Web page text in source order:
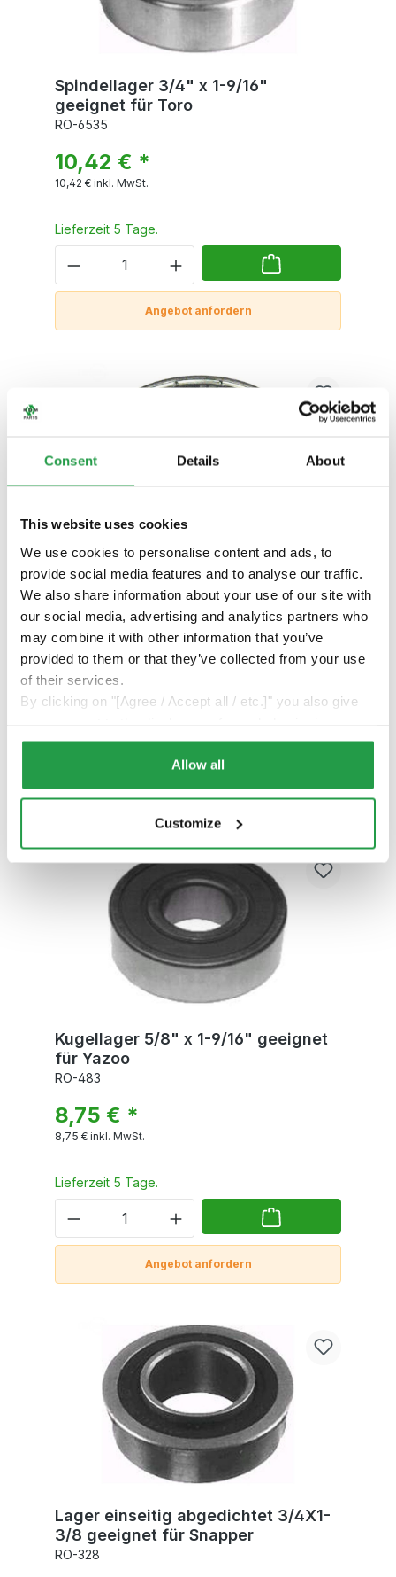
Consent Details About
This website uses cookies
We use cookies to personalise content and ads, to
provide social media features and to analyse our traffic.
We also share information about your use of our site with
our social media, advertising and analytics partners who
may combine it with other information that you’ve
provided to them or that they’ve collected from your use
of their services.
By clicking on "[Agree / Accept all / etc.]" you also give
store to our partner, shopware AG (Ebbinghoff 10, 48624
Schöppingen, Germany), which cannot assign this data
to you personally, but may process it for its own
Allow all
Customize
Spindellager 3/4" x 1-9/16"
geeignet für Toro
RO-6535
10,42 € *
10,42 € inkl. MwSt.
Lieferzeit 5 Tage.
Angebot anfordern
Kugellager Universal 3/4" x 1-
25/32" geeignet für Snapper
RO-484
7,25 € *
7,25 € inkl. MwSt.
Lieferzeit 5 Tage.
Angebot anfordern
Kugellager 5/8" x 1-9/16" geeignet
für Yazoo
RO-483
8,75 € *
8,75 € inkl. MwSt.
Lieferzeit 5 Tage.
Angebot anfordern
Lager einseitig abgedichtet 3/4X1-
3/8 geeignet für Snapper
RO-328